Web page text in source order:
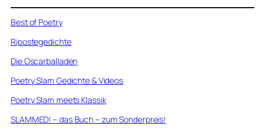
Best of Poetry
Ripostegedichte
Die Oscarballaden
Poetry Slam Gedichte & Videos
Poetry Slam meets Klassik
SLAMMED! – das Buch – zum Sonderpreis!